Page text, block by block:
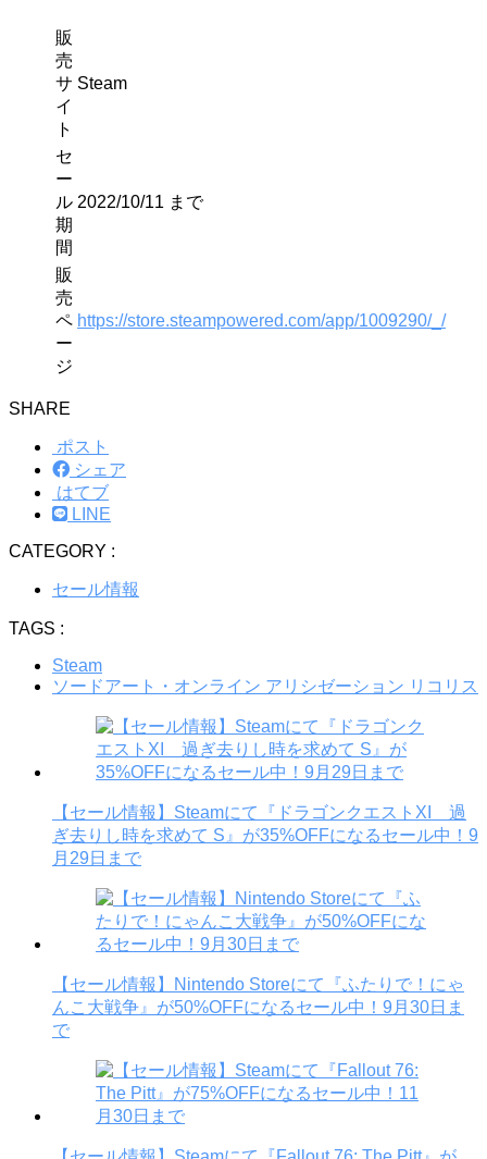
販
売
サ
イ
ト
Steam
セ
ー
ル
期
間
2022/10/11 まで
販
売
ペ
ー
ジ
https://store.steampowered.com/app/1009290/_/
SHARE
ポスト
シェア
はてブ
LINE
CATEGORY :
セール情報
TAGS :
Steam
ソードアート・オンライン アリシゼーション リコリス
【セール情報】Steamにて『ドラゴンクエストXI 過
ぎ去りし時を求めて S』が35%OFFになるセール中！9
月29日まで
【セール情報】Nintendo Storeにて『ふたりで！にゃ
んこ大戦争』が50%OFFになるセール中！9月30日ま
で